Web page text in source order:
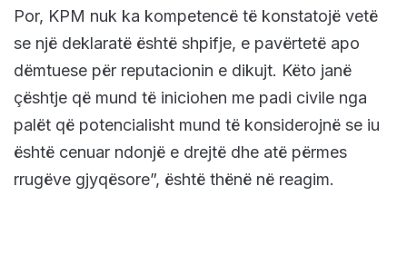
Por, KPM nuk ka kompetencë të konstatojë vetë
se një deklaratë është shpifje, e pavërtetë apo
dëmtuese për reputacionin e dikujt. Këto janë
çështje që mund të iniciohen me padi civile nga
palët që potencialisht mund të konsiderojnë se iu
është cenuar ndonjë e drejtë dhe atë përmes
rrugëve gjyqësore”, është thënë në reagim.